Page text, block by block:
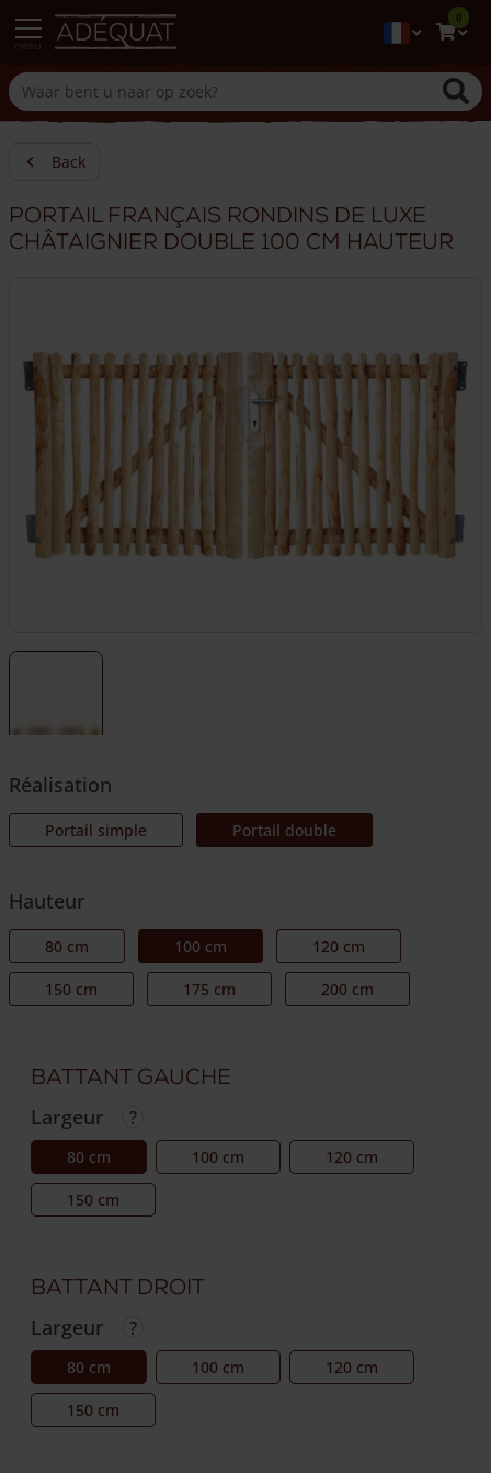
0
Back
Portail français rondins de luxe
châtaignier double 100 cm hauteur
Réalisation
Portail simple Portail double
Hauteur
80 cm 100 cm 120 cm
150 cm 175 cm 200 cm
Battant gauche
Largeur
80 cm 100 cm 120 cm
150 cm
Battant droit
Largeur
80 cm 100 cm 120 cm
150 cm